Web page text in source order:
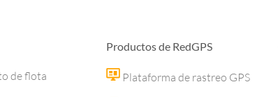
de flota
Productos de RedGPS
Plataforma de rastreo GPS